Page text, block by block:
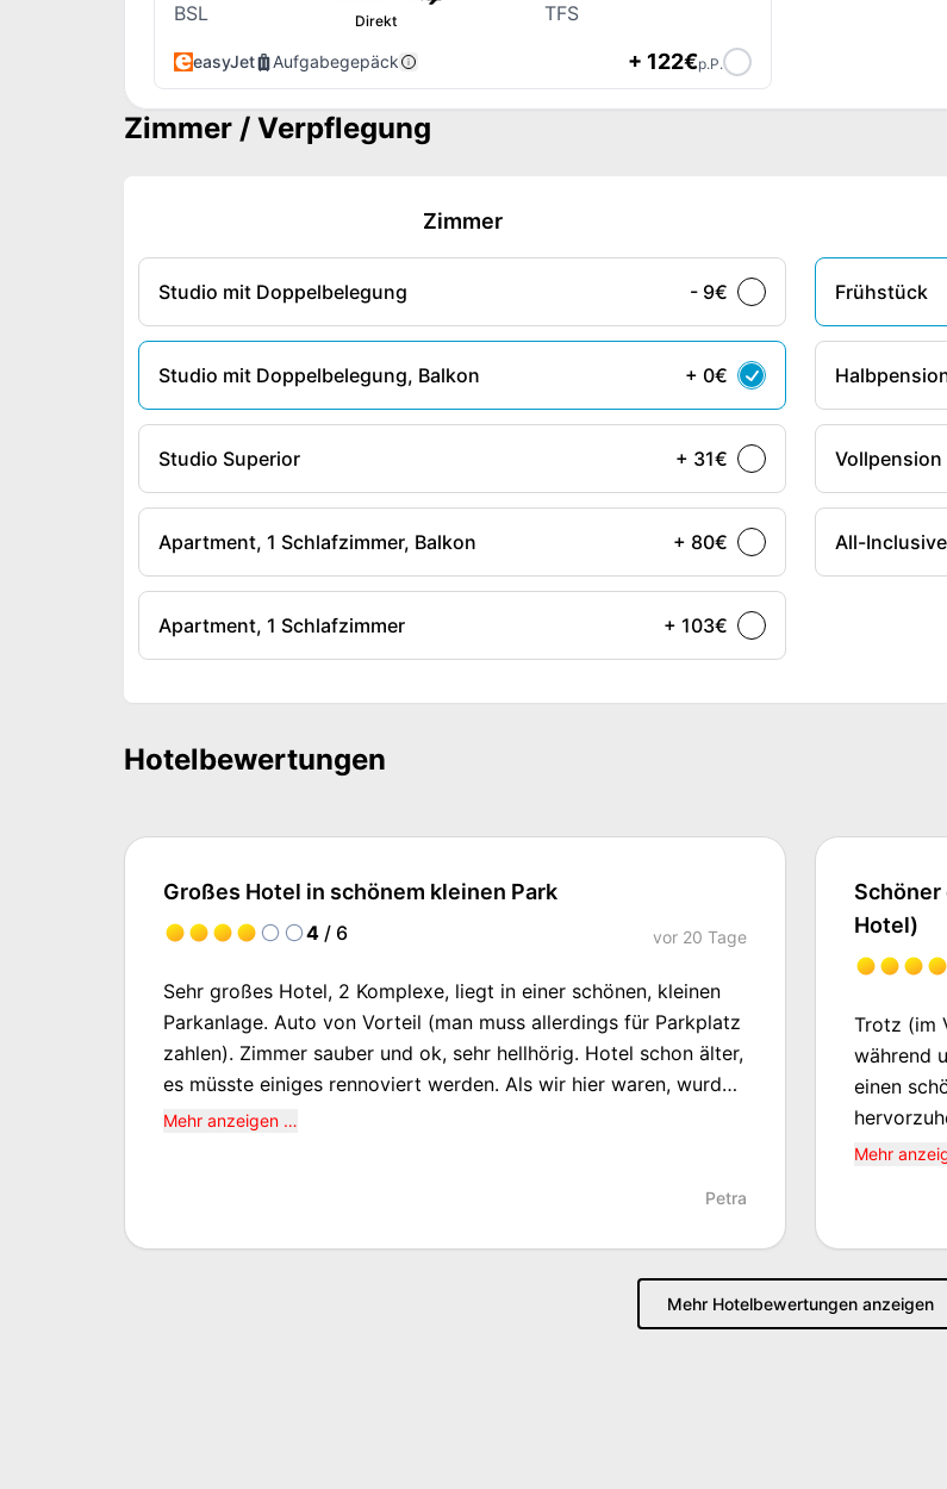
BSL
Direkt
TFS
easyJet Aufgabegepäck + 122€p.P.
Zimmer / Verpflegung
Zimmer
Studio mit Doppelbelegung - 9€
Studio mit Doppelbelegung, Balkon + 0€
Studio Superior + 31€
Apartment, 1 Schlafzimmer, Balkon + 80€
Apartment, 1 Schlafzimmer + 103€
Frühstück
Vollpension
All-Inclusive
Hotelbewertungen
Großes Hotel in schönem kleinen Park
4 / 6 vor 20 Tage
Sehr großes Hotel, 2 Komplexe, liegt in einer schönen, kleinen
Parkanlage. Auto von Vorteil (man muss allerdings für Parkplatz
zahlen). Zimmer sauber und ok, sehr hellhörig. Hotel schon älter,
es müsste einiges rennoviert werden. Als wir hier waren, wurde
etwas gerade gemacht, was leider etwas störend war.
Mehr anzeigen …
Petra
Hotel)
Trotz (im
während
einen
netten
Mehr
Mehr Hotelbewertungen anzeigen